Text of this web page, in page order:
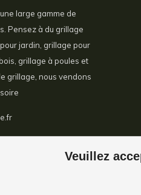
Veuillez
large gamme de
Pensez à du grillage
jardin, grillage pour
grillage à poules et
grillage, nous vendons